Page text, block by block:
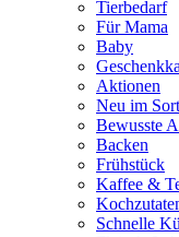
Tierbedarf
Für Mama
Baby
Aktionen
Neu im
Bewusste
Backen
Frühstück
Kaffee &
Schnelle